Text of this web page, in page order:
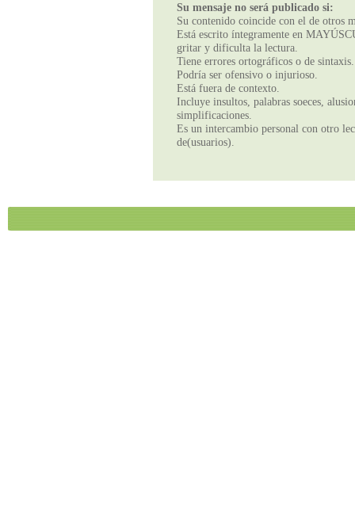
Su mensaje no será publicado si:
Su contenido coincide con el de otros
Está escrito íntegramente en
gritar y dificulta la lectura.
Tiene errores ortográficos o de sintaxis.
Podría ser ofensivo o injurioso.
Está fuera de contexto.
Incluye insultos, palabras soeces,
simplificaciones.
Es un intercambio personal con otro
de(usuarios).